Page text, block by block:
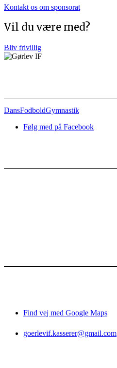
Kontakt os om sponsorat
Vil du være med?
Bliv frivillig
DansFodboldGymnastik
Følg med på Facebook
Find vej med Google Maps
goerlevif.kasserer@gmail.com